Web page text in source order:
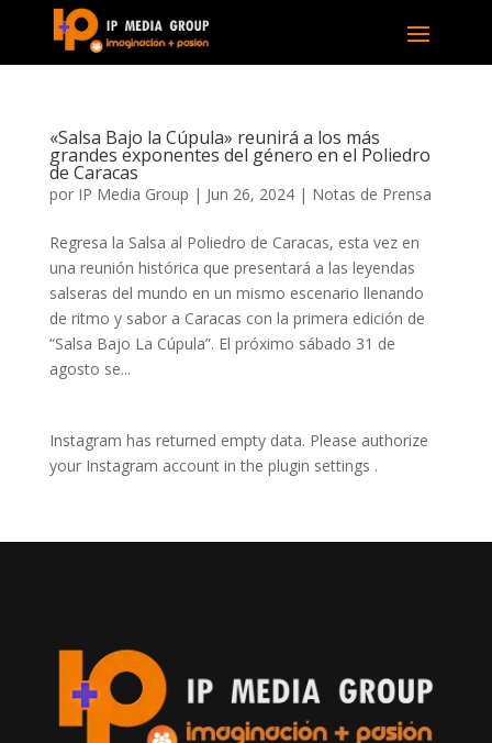
«Salsa Bajo la Cúpula» reunirá a los más
grandes exponentes del género en el Poliedro
de Caracas
por IP Media Group | Jun 26, 2024| Notas de Prensa
Regresa la Salsa al Poliedro de Caracas, esta vez en
una reunión histórica que presentará a las leyendas
salseras del mundo en un mismo escenario llenando
de ritmo y sabor a Caracas con la primera edición de
“Salsa Bajo La Cúpula”. El próximo sábado 31 de
agosto se...
Instagram has returned empty data. Please authorize
your Instagram account in the plugin settings .